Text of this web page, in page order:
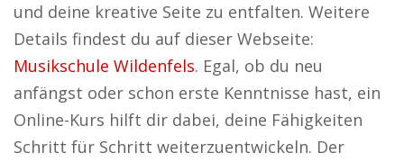
und deine kreative Seite zu entfalten. Weitere
Details findest du auf dieser Webseite:
Musikschule Wildenfels. Egal, ob du neu
anfängst oder schon erste Kenntnisse hast, ein
Online-Kurs hilft dir dabei, deine Fähigkeiten
Schritt für Schritt weiterzuentwickeln. Der